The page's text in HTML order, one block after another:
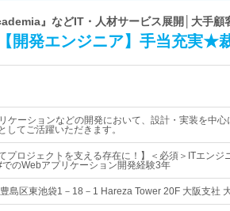
』などIT・人材サービス展開│大手顧
開発エンジニア】手当充実★
ケーションなどの開発において、設計・実装を中
してご活躍いただきます。
プロジェクトを支える存在に！】＜必須＞ITエン
のWebアプリケーション開発経験3年
島区東池袋1－18－1 Hareza Tower 20F 大阪支社